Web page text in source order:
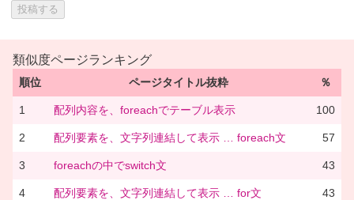
類似度ページランキング
順位 ページタイトル抜粋 ％
1 配列内容を、foreachでテーブル表示 100
2 配列要素を、文字列連結して表示 … foreach文 57
3 foreachの中でswitch文 43
4 配列要素を、文字列連結して表示 … for文 43